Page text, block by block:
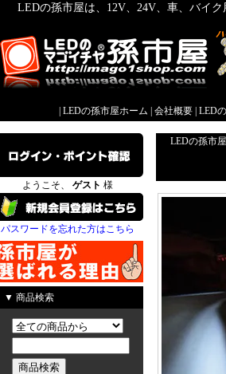
LEDの孫市屋は、12V、24V、車、バイ
LEDの孫市屋ホーム 会社概要 LED
ようこそ、 ゲスト 様
パスワードを忘れた方はこちら
▼ 商品検索
LEDの孫市